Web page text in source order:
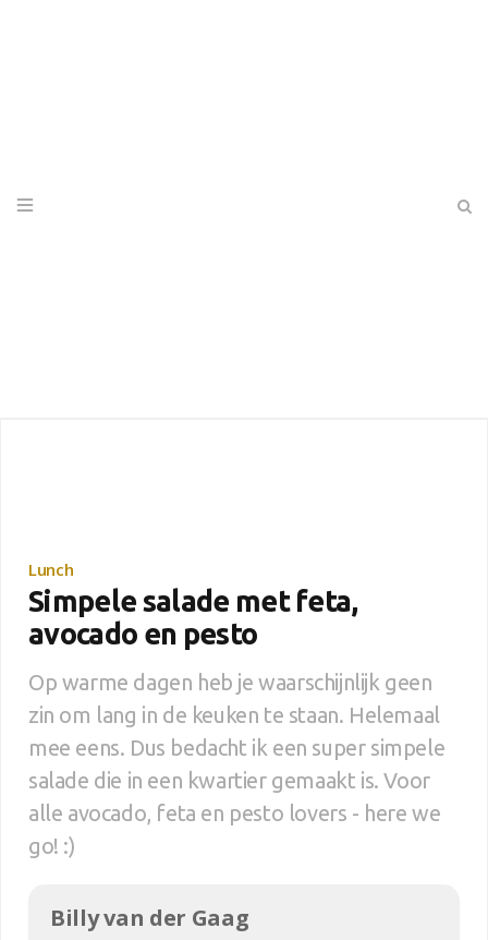
Lunch
Simpele salade met feta,
avocado en pesto
Op warme dagen heb je waarschijnlijk geen
zin om lang in de keuken te staan. Helemaal
mee eens. Dus bedacht ik een super simpele
salade die in een kwartier gemaakt is. Voor
alle avocado, feta en pesto lovers - here we
go! :)
Billy van der Gaag